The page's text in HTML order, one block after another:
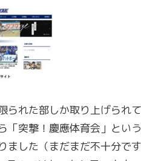
られた部しか取り上げられ
「突撃！慶應体育会」とい
ました（まだまだ不十分で